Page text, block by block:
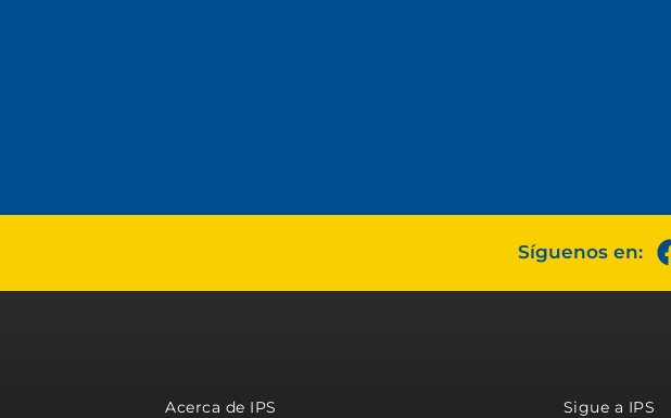
Síguenos en:
Acerca de IPS
Sigue a IPS